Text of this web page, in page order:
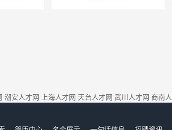
潮安人才网 上海人才网 天台人才网 武川人才网 商南